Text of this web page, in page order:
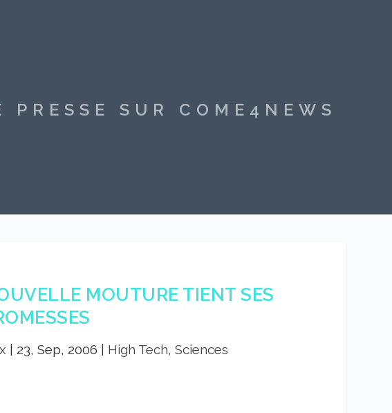
SUR COME4NEWS
MOUTURE TIENT SES
23, Sep, 2006 High Tech, Sciences